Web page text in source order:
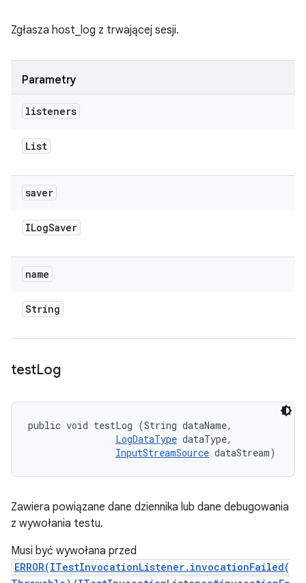
Zgłasza host_log z trwającej sesji.
Parametry
listeners
List
saver
ILogSaver
name
String
testLog
public void testLog (String dataName,
LogDataType dataType,
InputStreamSource dataStream)
Zawiera powiązane dane dziennika lub dane debugowania
z wywołania testu.
Musi być wywołana przed
ERROR(ITestInvocationListener.invocationFailed(